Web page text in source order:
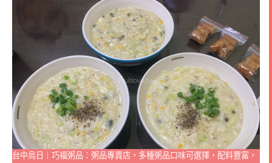
台中烏日｜巧福粥品：粥品專賣店，多種粥品口味可選擇，配料豐富，